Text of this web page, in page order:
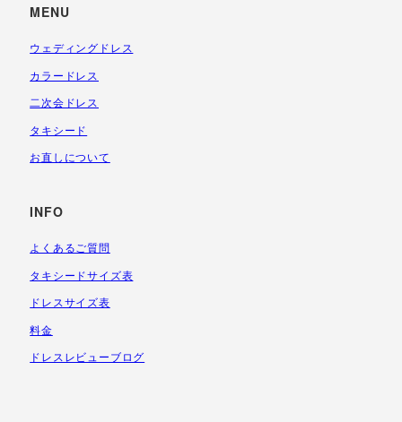
MENU
ウェディングドレス
カラードレス
二次会ドレス
タキシード
お直しについて
INFO
よくあるご質問
タキシードサイズ表
ドレスサイズ表
料金
ドレスレビューブログ